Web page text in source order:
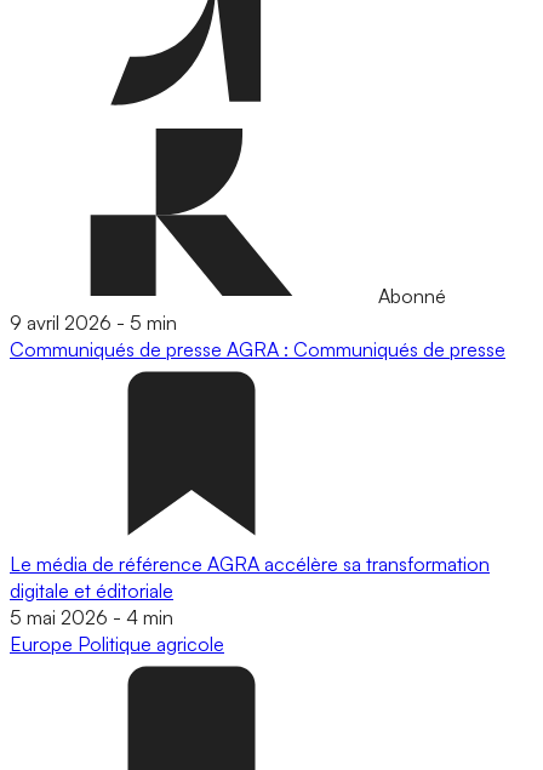
Abonné
9 avril 2026 - 5 min
Communiqués de presse AGRA : Communiqués de presse
Le média de référence AGRA accélère sa transformation
digitale et éditoriale
5 mai 2026 - 4 min
Europe Politique agricole